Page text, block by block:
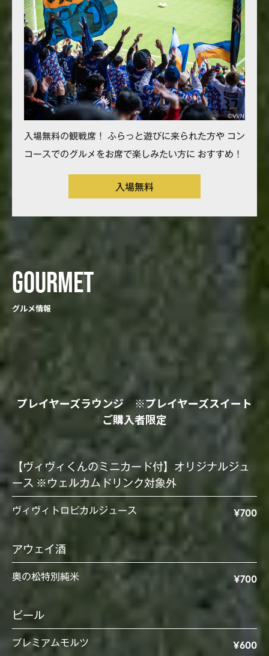
入場無料の観戦席！ ふらっと遊びに来られた方や コン
コースでのグルメをお席で楽しみたい方に おすすめ！
入場無料
GOURMET
グルメ情報
プレイヤーズラウンジ ※プレイヤーズスイート
ご購入者限定
【ヴィヴィくんのミニカード付】オリジナルジュ
ース ※ウェルカムドリンク対象外
ヴィヴィトロピカルジュース ¥700
アウェイ酒
奥の松特別純米 ¥700
ビール
プレミアムモルツ
¥600